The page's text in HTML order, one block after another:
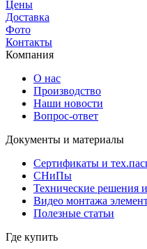
Цены
Доставка
Фото
Контакты
Компания
О нас
Производство
Наши новости
Вопрос-ответ
Документы и материалы
Сертификаты и
СНиПы
Технические решения
Видео монтажа
Полезные статьи
Где купить